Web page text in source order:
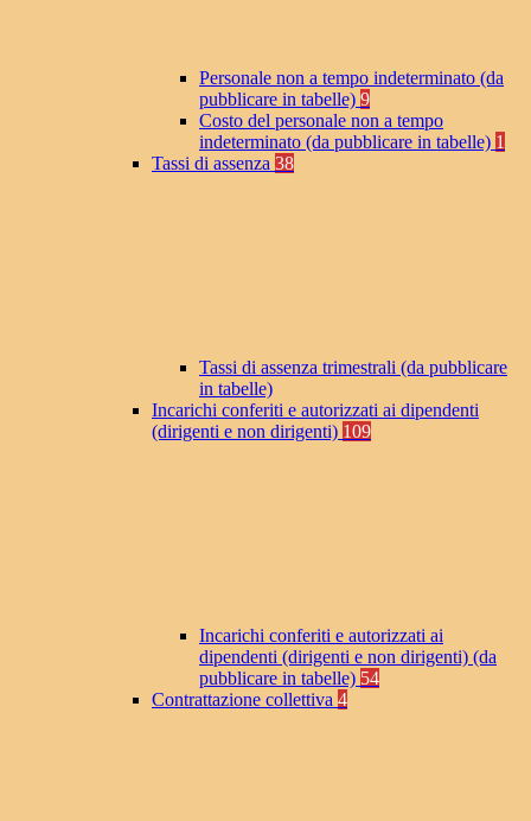
Personale non a tempo indeterminato (da
pubblicare in tabelle) 9
Costo del personale non a tempo
indeterminato (da pubblicare in tabelle) 1
Tassi di assenza 38
Tassi di assenza trimestrali (da pubblicare
in tabelle)
Incarichi conferiti e autorizzati ai dipendenti
(dirigenti e non dirigenti) 109
Incarichi conferiti e autorizzati ai
dipendenti (dirigenti e non dirigenti) (da
pubblicare in tabelle) 54
Contrattazione collettiva 4